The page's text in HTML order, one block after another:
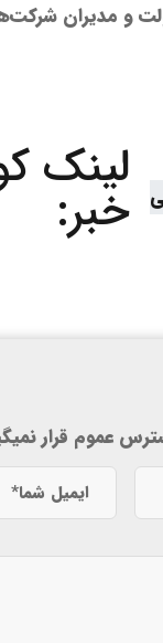
و مدیران
لینک
خبر:
عموم قرار